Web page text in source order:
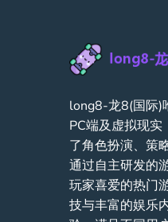
long8-龙8(国际)
PC端及虚拟现
了角色扮演、策
通过自主研发的
玩家喜爱的热门
技与丰富的娱乐